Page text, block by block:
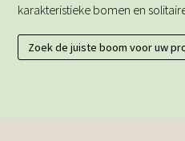
karakteristieke bomen en
Zoek de juiste boom voor uw